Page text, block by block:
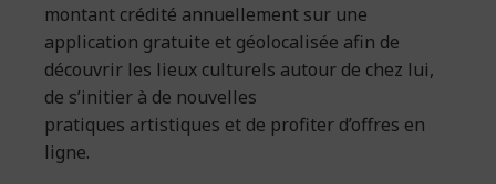
montant crédité annuellement sur une
application gratuite et géolocalisée afin de
découvrir les lieux culturels autour de chez lui,
de s’initier à de nouvelles
pratiques artistiques et de profiter d’offres en
ligne.